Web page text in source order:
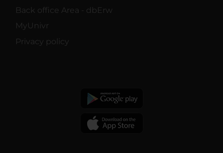
Back office Area - dbErw
MyUnivr
Privacy policy